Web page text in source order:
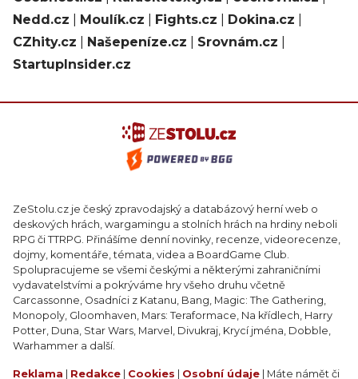
Nedd.cz
Moulík.cz Fights.cz Dokina.cz
CZhity.cz
Našepeníze.cz Srovnám.cz
StartupInsider.cz
ZeStolu.cz je český zpravodajský a databázový herní web o
deskových hrách, wargamingu a stolních hrách na hrdiny neboli
RPG či TTRPG. Přinášíme denní novinky, recenze, videorecenze,
dojmy, komentáře, témata, videa a BoardGame Club.
Spolupracujeme se všemi českými a některými zahraničními
vydavatelstvími a pokrýváme hry všeho druhu včetně
Carcassonne, Osadníci z Katanu, Bang, Magic: The Gathering,
Monopoly, Gloomhaven, Mars: Teraformace, Na křídlech, Harry
Potter, Duna, Star Wars, Marvel, Divukraj, Krycí jména, Dobble,
Warhammer a další.
Reklama Redakce Cookies Osobní údaje | Máte námět či